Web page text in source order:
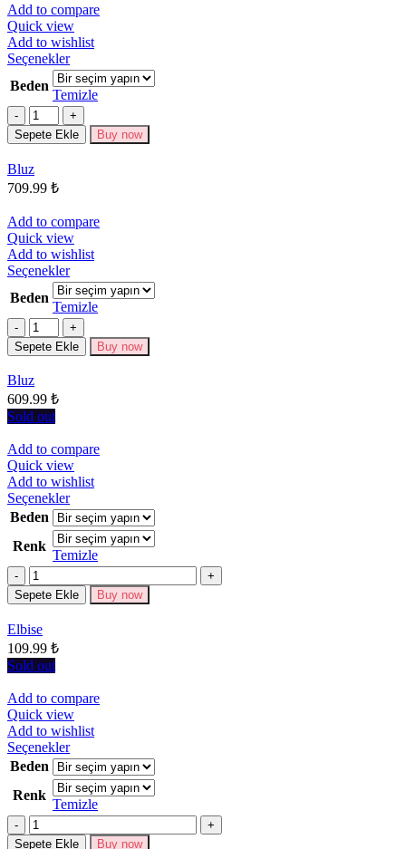
Add to compare
Quick view
Add to wishlist
SeçeneklerBu
ürünün
birden
fazla
varyasyonu
var.
Beden
Temizle
Miktar
Sepete Ekle Buy now
Bluz
709.99 ₺
Add to compare
Quick view
Add to wishlist
SeçeneklerBu
ürünün
birden
fazla
varyasyonu
var.
Beden
Temizle
Miktar
Sepete Ekle Buy now
Bluz
609.99 ₺
Sold out
Add to compare
Quick view
Add to wishlist
SeçeneklerBu
ürünün
birden
fazla
varyasyonu
Seçenekler
Beden
Renk
Temizle
Miktar
Sepete Ekle Buy now
Elbise
109.99 ₺
Sold out
Add to compare
Quick view
Add to wishlist
SeçeneklerBu
ürünün
birden
fazla
varyasyonu
Seçenekler
Beden
Renk
Temizle
Miktar
Sepete Ekle Buy now